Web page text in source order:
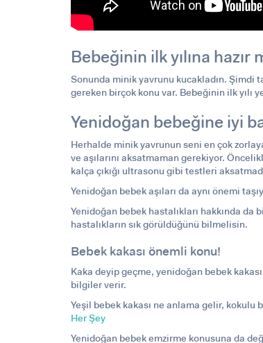
Bebeğinin ilk yılına hazır
Sonunda minik yavrunu kucakladın. Şimdi
gereken birçok konu var. Bebeğinin ilk yılı
Yenidoğan bebeğine iyi
Herhalde minik yavrunun seni en çok
ve aşılarını aksatmaman gerekiyor.
kalça çıkığı ultrasonu gibi testleri
Yenidoğan bebek aşıları da aynı önemi
Yenidoğan bebek hastalıkları hakkında da
hastalıkların sık görüldüğünü bilmelisin.
Bebek kakası önemli konu!
Kaka deyip geçme, yenidoğan bebek kakası
bilgiler verir.
Yeşil bebek kakası ne anlama gelir, kokulu
Her Şey
Yenidoğan bebek emzirme konusuna da